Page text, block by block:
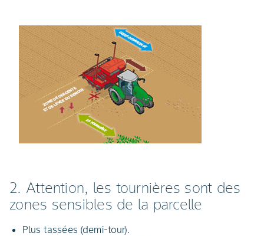
2. Attention, les tournières sont des
zones sensibles de la parcelle
Plus tassées (demi-tour).